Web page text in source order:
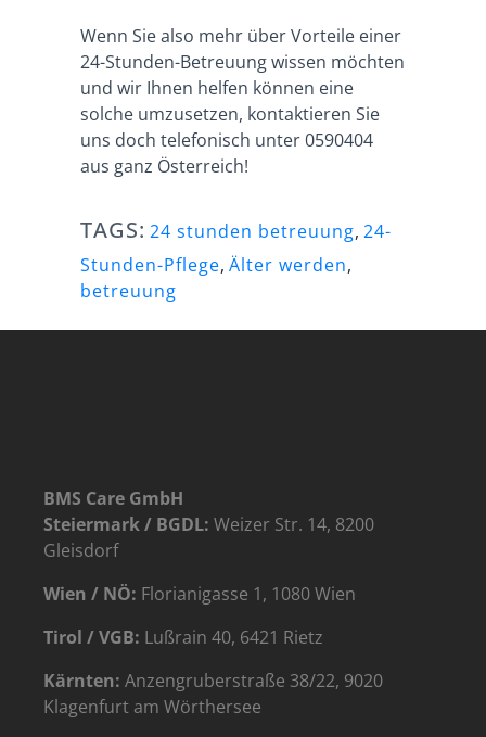
Wenn Sie also mehr über Vorteile einer
24-Stunden-Betreuung wissen möchten
und wir Ihnen helfen können eine
solche umzusetzen, kontaktieren Sie
uns doch telefonisch unter 0590404
aus ganz Österreich!
TAGS: 24 stunden betreuung, 24-
Stunden-Pflege, Älter werden,
betreuung
BMS Care GmbH
Steiermark / BGDL: Weizer Str. 14, 8200
Gleisdorf
Wien / NÖ: Florianigasse 1, 1080 Wien
Tirol / VGB: Lußrain 40, 6421 Rietz
Kärnten: Anzengruberstraße 38/22, 9020
Klagenfurt am Wörthersee